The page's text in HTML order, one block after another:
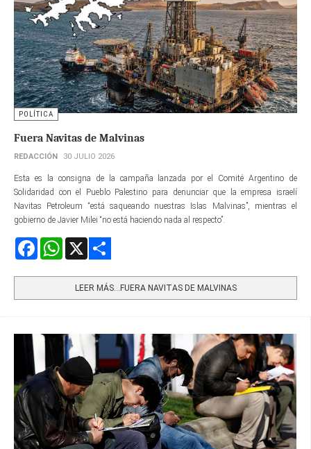
POLÍTICA
Fuera Navitas de Malvinas
REDACCIÓN 30 JULIO 2026
Esta es la consigna de la campaña lanzada por el Comité Argentino de
Solidaridad con el Pueblo Palestino para denunciar que la empresa israelí
Navitas Petroleum “está saqueando nuestras Islas Malvinas”, mientras el
gobierno de Javier Milei “no está haciendo nada al respecto”.
FacebookWhatsApp
LEER MÁS…FUERA NAVITAS DE MALVINAS